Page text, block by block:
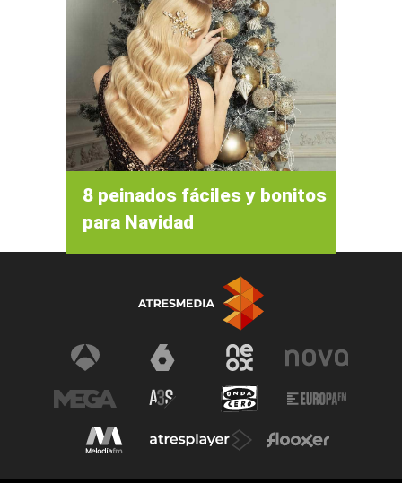
8 peinados fáciles y bonitos
para Navidad